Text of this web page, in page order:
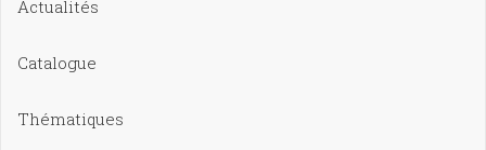
Actualités
Catalogue
Thématiques